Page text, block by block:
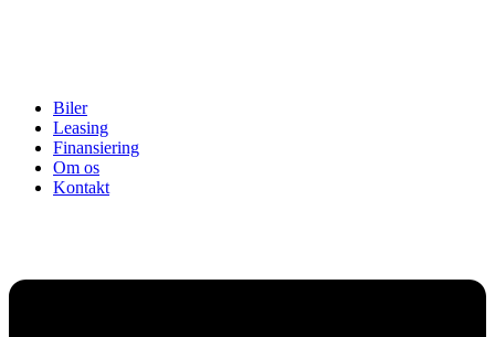
Biler
Leasing
Finansiering
Om os
Kontakt